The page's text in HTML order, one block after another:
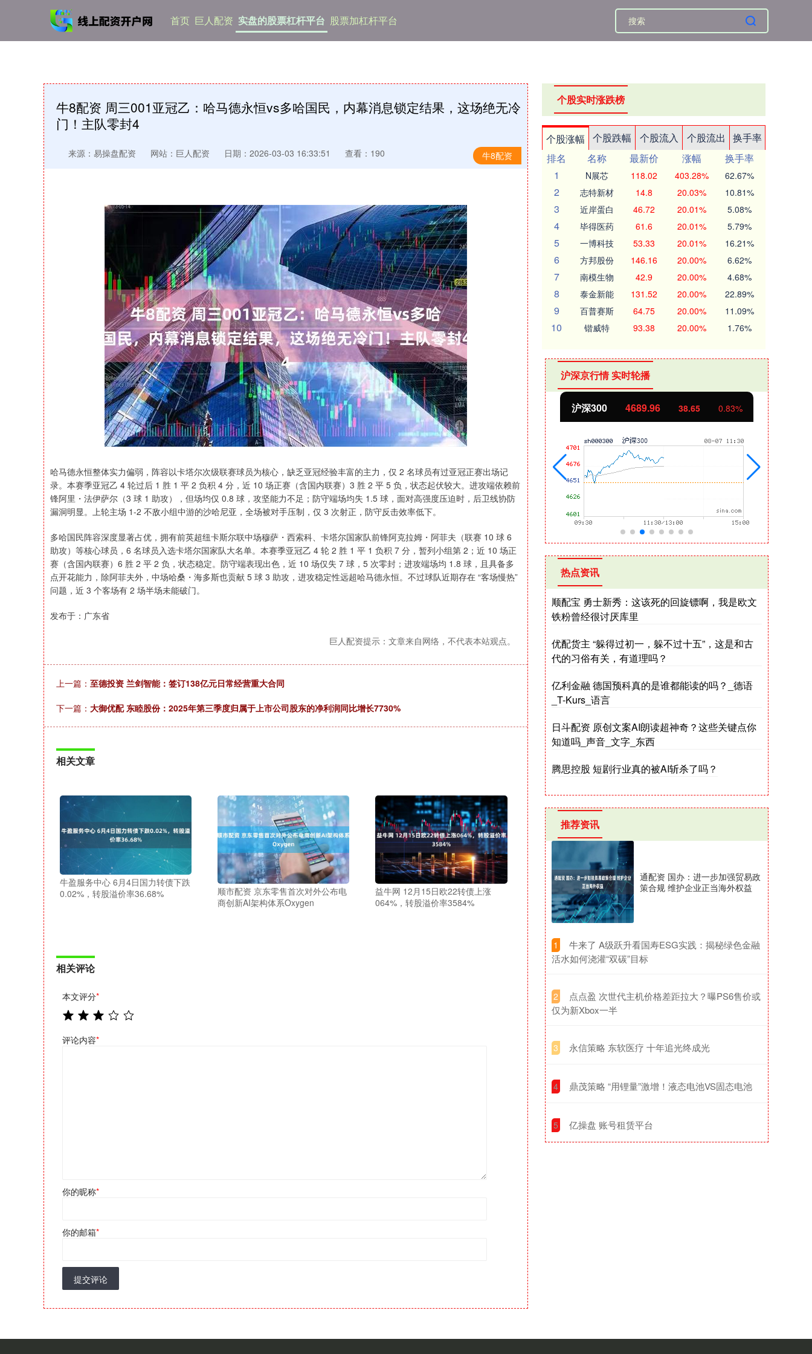
首页 巨人配资 实盘的股票杠杆平台 股票加杠杆平台
牛8配资 周三001亚冠乙：哈马德永恒vs多哈国民，内幕消息锁定结果，这场绝无冷
门！主队零封4
牛8配资
来源：易操盘配资 网站：巨人配资 日期：2026-03-03 16:33:51 查看：190
哈马德永恒整体实力偏弱，阵容以卡塔尔次级联赛球员为核心，缺乏亚冠经验丰富的主力，仅 2 名球员有过亚冠正赛出场记
录。本赛季亚冠乙 4 轮过后 1 胜 1 平 2 负积 4 分，近 10 场正赛（含国内联赛）3 胜 2 平 5 负，状态起伏较大。进攻端依赖前
锋阿里・法伊萨尔（3 球 1 助攻），但场均仅 0.8 球，攻坚能力不足；防守端场均失 1.5 球，面对高强度压迫时，后卫线协防
漏洞明显。上轮主场 1-2 不敌小组中游的沙哈尼亚，全场被对手压制，仅 3 次射正，防守反击效率低下。
多哈国民阵容深度显著占优，拥有前英超纽卡斯尔联中场穆萨・西索科、卡塔尔国家队前锋阿克拉姆・阿菲夫（联赛 10 球 6
助攻）等核心球员，6 名球员入选卡塔尔国家队大名单。本赛季亚冠乙 4 轮 2 胜 1 平 1 负积 7 分，暂列小组第 2；近 10 场正
赛（含国内联赛）6 胜 2 平 2 负，状态稳定。防守端表现出色，近 10 场仅失 7 球，5 次零封；进攻端场均 1.8 球，且具备多
点开花能力，除阿菲夫外，中场哈桑・海多斯也贡献 5 球 3 助攻，进攻稳定性远超哈马德永恒。不过球队近期存在 “客场慢热”
问题，近 3 个客场有 2 场半场未能破门。
发布于：广东省
巨人配资提示：文章来自网络，不代表本站观点。
上一篇： 至德投资 兰剑智能：签订138亿元日常经营重大合同
下一篇： 大御优配 东睦股份：2025年第三季度归属于上市公司股东的净利润同比增长7730%
相关文章
牛盈服务中心 6月4日国力转债下跌
0.02%，转股溢价率36.68%
顺市配资 京东零售首次对外公布电
商创新AI架构体系Oxygen
益牛网 12月15日欧22转债上涨
064%，转股溢价率3584%
相关评论
本文评分*
评论内容*
你的昵称*
你的邮箱*
提交评论
个股实时涨跌榜
个股涨幅 个股跌幅 个股流入 个股流出
换手率
排名
名称 最新价 涨幅
换手率
1
N展芯 118.02 403.28% 62.67%
2 志特新材 14.8 20.03% 10.81%
3 近岸蛋白 46.72 20.01% 5.08%
4 毕得医药 61.6 20.01% 5.79%
5 一博科技 53.33 20.01% 16.21%
6 方邦股份 146.16 20.00% 6.62%
7 南模生物 42.9 20.00% 4.68%
8 泰金新能 131.52 20.00% 22.89%
9 百普赛斯 64.75 20.00% 11.09%
10 锴威特 93.38 20.00% 1.76%
沪深京行情 实时轮播
上证指数 3919.51 19.16 0.49% 深证成指 14295.08 184.96 沪深300 4689.96 38.65 0.83%
热点资讯
顺配宝 勇士新秀：这该死的回旋镖啊，我是欧文
铁粉曾经很讨厌库里
优配货主 “躲得过初一，躲不过十五”，这是和古
代的习俗有关，有道理吗？
亿利金融 德国预科真的是谁都能读的吗？_德语
_T-Kurs_语言
日斗配资 原创文案AI朗读超神奇？这些关键点你
知道吗_声音_文字_东西
腾思控股 短剧行业真的被AI斩杀了吗？
推荐资讯
通配资 国办：进一步加强贸易政
策合规 维护企业正当海外权益
1
​牛来了 A级跃升看国寿ESG实践：揭秘绿色金融
活水如何浇灌“双碳”目标
2
​点点盈 次世代主机价格差距拉大？曝PS6售价或
仅为新Xbox一半
3 ​永信策略 东软医疗 十年追光终成光
4 ​鼎茂策略 “用锂量”激增！液态电池VS固态电池
5 ​亿操盘 账号租赁平台